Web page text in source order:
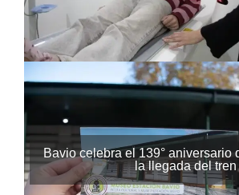
Bavio celebra el 139° aniversario
la llegada del tren